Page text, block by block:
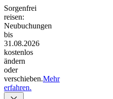
Sorgenfrei
reisen:
Neubuchungen
bis
31.08.2026
kostenlos
ändern
oder
verschieben.Mehr
erfahren.